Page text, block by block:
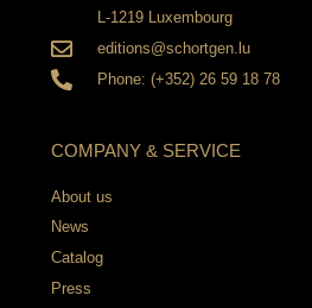
L-1219 Luxembourg
editions@schortgen.lu
Phone: (+352) 26 59 18 78
COMPANY & SERVICE
About us
News
Catalog
Press